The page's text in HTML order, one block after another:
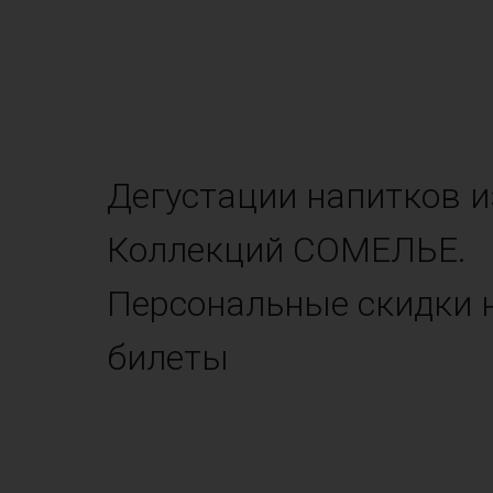
Дегустации напитков
Коллекций СОМЕЛЬЕ.
Персональные скидки
билеты